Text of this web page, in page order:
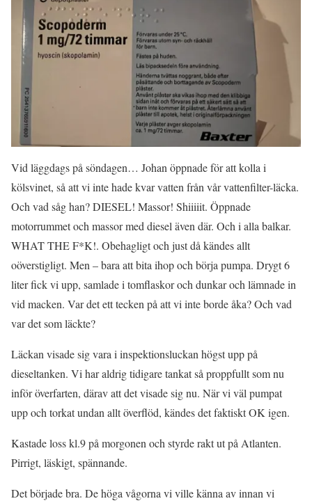
Vid läggdags på söndagen… Johan öppnade för att kolla i
kölsvinet, så att vi inte hade kvar vatten från vår vattenfilter-läcka.
Och vad såg han? DIESEL! Massor! Shiiiiit. Öppnade
motorrummet och massor med diesel även där. Och i alla balkar.
WHAT THE F*K!. Obehagligt och just då kändes allt
oöverstigligt. Men – bara att bita ihop och börja pumpa. Drygt 6
liter fick vi upp, samlade i tomflaskor och dunkar och lämnade in
vid macken. Var det ett tecken på att vi inte borde åka? Och vad
var det som läckte?
Läckan visade sig vara i inspektionsluckan högst upp på
dieseltanken. Vi har aldrig tidigare tankat så proppfullt som nu
inför överfarten, därav att det visade sig nu. När vi väl pumpat
upp och torkat undan allt överflöd, kändes det faktiskt OK igen.
Kastade loss kl.9 på morgonen och styrde rakt ut på Atlanten.
Pirrigt, läskigt, spännande.
Det började bra. De höga vågorna vi ville känna av innan vi